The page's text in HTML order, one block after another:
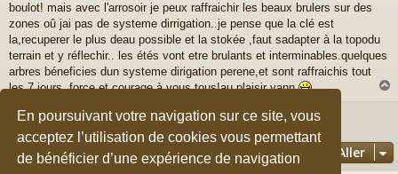
En poursuivant votre navigation sur ce site, vous
acceptez l’utilisation de cookies vous permettant
de bénéficier d’une expérience de navigation
boulot! mais avec l'arrosoir je peux raffraichir les beaux brulers sur des
zones oû jai pas de systeme dirrigation..je pense que la clé est
la,recuperer le plus deau possible et la stokée ,faut sadapter à la topodu
terrain et y réflechir.. les étés vont etre brulants et interminables.quelques
arbres béneficies dun systeme dirigation perene,et sont raffraichis tout
les 7 jours..force et courage à vous tous!au plaisir yann
9 messages • Page1sur1
Aller